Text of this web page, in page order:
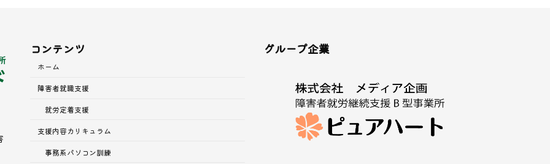
コンテンツ
ホーム
障害者就職支援
就労定着支援
支援内容カリキュラム
事務系パソコン訓練
グループ企業